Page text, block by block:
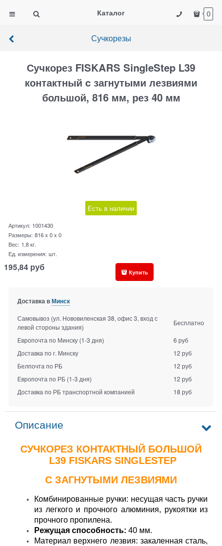
Каталог 0
Сучкорезы
Сучкорез FISKARS SingleStep L39
контактный c загнутыми лезвиями
большой, 816 мм, рез 40 мм
Есть в наличии
Артикул: 1001430
Размеры: 816 x 0 x 0
Вес: 1,8кг.
Ед. измерения: шт.
195,84 руб Купить
Доставка вМинск
Самовывоз (ул. Нововиленская 38, офис 3, вход с
левой стороны здания)
Бесплатно
Европочта по Минску (1-3 дня)
6 руб
Доставка по г. Минску
12 руб
Белпочта по РБ
12 руб
Европочта по РБ (1-3 дня)
12 руб
Доставка по РБ транспортной компанией
18 руб
Описание
СУЧКОРЕЗ КОНТАКТНЫЙ БОЛЬШОЙ​
L39 FISKARS SINGLESTEP
C ЗАГНУТЫМИ ЛЕЗВИЯМИ
Комбинированные ручки: несущая часть ручки
из легкого и прочного алюминия, рукоятки из
прочного пропилена.
Режущая способность: 40 мм.
Материал верхнего лезвия: закаленная сталь,